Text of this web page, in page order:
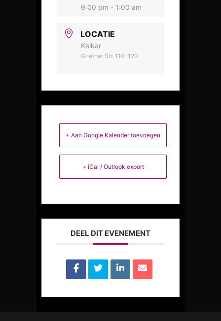
9:00 pm - 1:00 am
LOCATIE
Kalkar
Griether Str. 110-120
+ Aan Google Kalender toevoegen
+ iCal / Outlook export
DEEL DIT EVENEMENT